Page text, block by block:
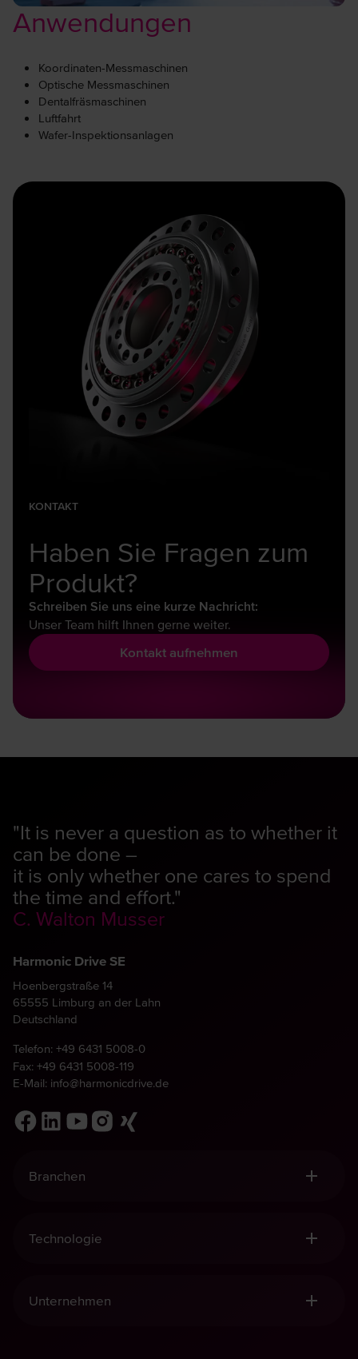
Anwendungen
Koordinaten-Messmaschinen
Optische Messmaschinen
Dentalfräsmaschinen
Luftfahrt
Wafer-Inspektionsanlagen
KONTAKT
Haben Sie Fragen zum
Produkt?
Schreiben Sie uns eine kurze Nachricht:
Unser Team hilft Ihnen gerne weiter.
Kontakt aufnehmen
"It is never a question as to whether it
can be done –
it is only whether one cares to spend
the time and effort."
C. Walton Musser
Harmonic Drive SE
Hoenbergstraße 14
65555 Limburg an der Lahn
Deutschland
Telefon: +49 6431 5008-0
Fax: +49 6431 5008-119
E-Mail: info@harmonicdrive.de
Branchen
Allgemeiner Maschinenbau
Technologie
Harmonic Planetengetriebe
Unternehmen